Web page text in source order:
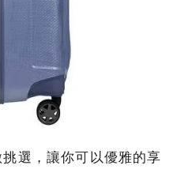
選，讓你可以優雅的享